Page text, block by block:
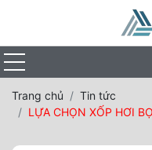
Trang chủ
Tin tức
LỰA CHỌN XỐP HƠI